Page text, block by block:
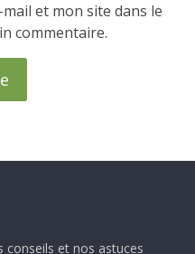
et mon site dans le
commentaire.
conseils et nos astuces